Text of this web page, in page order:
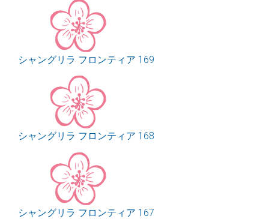
シャングリラ フロンティア 169
シャングリラ フロンティア 168
シャングリラ フロンティア 167